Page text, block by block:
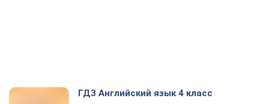
ГДЗ Английский язык 4 класс